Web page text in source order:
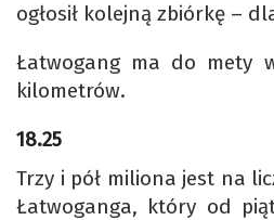
ogłosił kolejną zbiórkę –
Łatwogang ma do mety
kilometrów.
18.25
Trzy i pół miliona jest na
Łatwoganga, który od